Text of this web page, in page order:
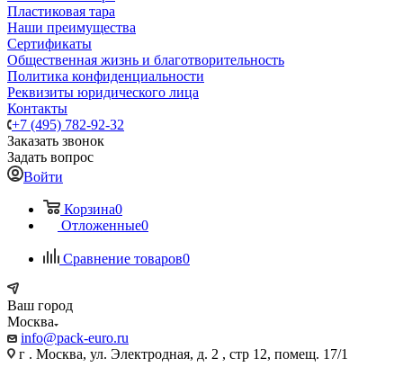
Пластиковая тара
Наши преимущества
Сертификаты
Общественная жизнь и благотворительность
Политика конфиденциальности
Реквизиты юридического лица
Контакты
+7 (495) 782-92-32
Заказать звонок
Задать вопрос
Войти
Корзина0
Отложенные0
Сравнение товаров0
Ваш город
Москва
info@pack-euro.ru
г . Москва, ул. Электродная, д. 2 , стр 12, помещ. 17/1